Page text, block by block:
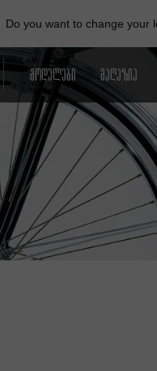
Do you want to change your
ᲛᲝᲓᲔᲚᲔᲑᲘ ᲛᲐᲦᲐᲖᲘᲐ